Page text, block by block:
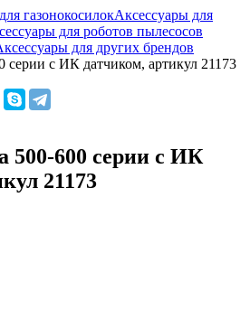
газонокосилокАксессуары для
для роботов пылесосов
для других брендов
серии с ИК датчиком, артикул 21173
500-600 серии с ИК
21173